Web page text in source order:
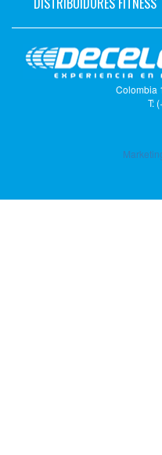
Colombia
T: